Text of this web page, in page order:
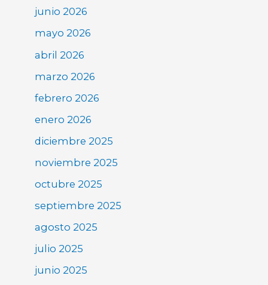
junio 2026
mayo 2026
abril 2026
marzo 2026
febrero 2026
enero 2026
diciembre 2025
noviembre 2025
octubre 2025
septiembre 2025
agosto 2025
julio 2025
junio 2025